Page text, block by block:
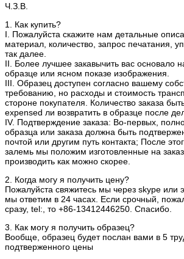
Ч.З.В.
1. Как купить?
I. Пожалуйста скажите нам детальные
материал, количество, запрос печатания,
так далее.
II. Более лучшее закавычить вас основало
образце или ясном показе изображения.
III. Образец доступен согласно вашему
требованию, но расходы и стоимость
стороне покупателя. Количество заказа
expensed ли возвратить в образце после
IV. Подтверждение заказа: Во-первых,
образца или заказа должна быть
почтой или другим путь контакта; После
залемь мы положим изготовленные на
производить как можно скорее.
2. Когда могу я получить цену?
Пожалуйста свяжитесь мы через skype или
мы ответим в 24 часах. Если срочный,
сразу, tel:, то +86-13412446250. Спасибо.
3. Как могу я получить образец?
Вообще, образец будет послан вами в 5
подтверженного цены